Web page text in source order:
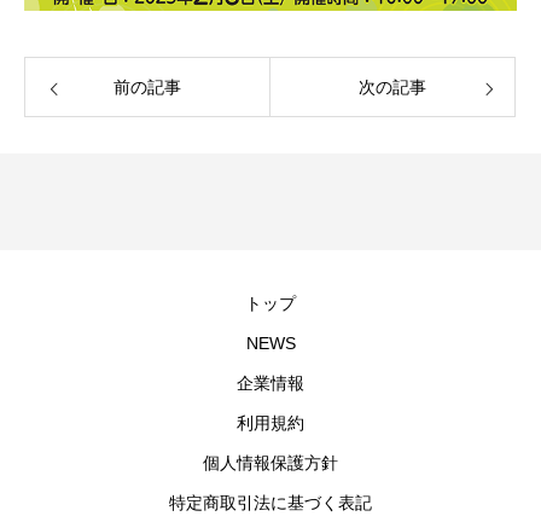
前の記事 次の記事
トップ
NEWS
企業情報
利用規約
個人情報保護方針
特定商取引法に基づく表記